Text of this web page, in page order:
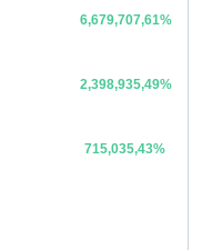
6,679,707,61%
2,398,935,49%
715,035,43%